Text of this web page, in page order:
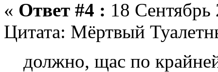
« Ответ #4 : 18
Цитата: Мёртвый
должно, щас по